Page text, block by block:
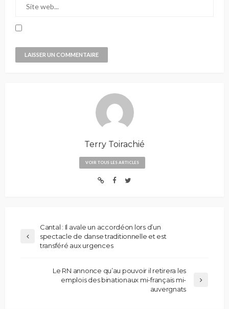
Terry Toirachié
VOIR TOUS LES ARTICLES
Cantal : Il avale un accordéon lors d’un
spectacle de danse traditionnelle et est
transféré aux urgences
Le RN annonce qu’au pouvoir il retirera les
emplois des binationaux mi-français mi-
auvergnats